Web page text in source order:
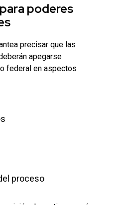
poderes
precisar que las
apegarse
federal en aspectos
proceso